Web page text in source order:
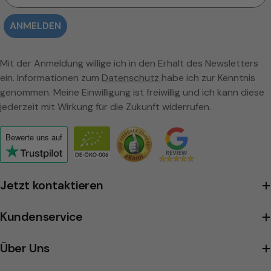
Jetzt kontaktieren
Kundenservice
Über Uns
ANMELDEN
Mit der Anmeldung willige ich in den Erhalt des Newsletters
ein. Informationen zum Datenschutz habe ich zur Kenntnis
genommen. Meine Einwilligung ist freiwillig und ich kann diese
jederzeit mit Wirkung für die Zukunft widerrufen.
Bewerte uns auf
Click
to
view
company's
profile